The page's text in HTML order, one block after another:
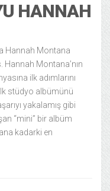
HANNAH
Hannah Montana
Montana’nın
ilk adımlarını
ilk stüdyo albümünü
yakalamış gibi
“mini” bir albüm
kadarki en